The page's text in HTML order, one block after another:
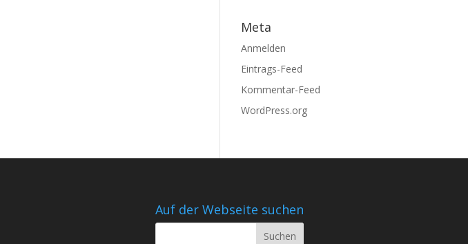
Meta
Anmelden
Eintrags-Feed
Kommentar-Feed
WordPress.org
Auf der Webseite suchen